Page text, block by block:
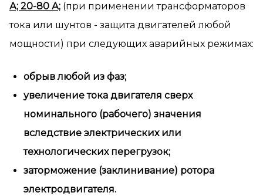
А; 20-80 А; (при применении трансформаторов
тока или шунтов - защита двигателей любой
мощности) при следующих аварийных режимах:
обрыв любой из фаз;
увеличение тока двигателя сверх
номинального (рабочего) значения
вследствие электрических или
технологических перегрузок;
заторможение (заклинивание) ротора
электродвигателя.